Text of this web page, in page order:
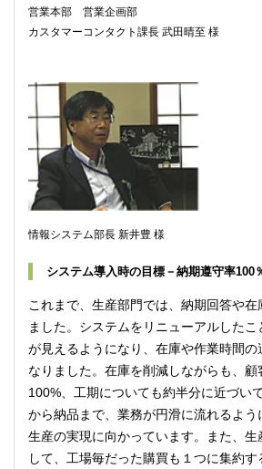
営業本部 営業企画部
カスタマーコンタクト課長 武田晴至 様
情報システム部長 新井豊 様
システム導入時の目標－納期遵守率100
これまで、生産部門では、納期回答や
ました。システムをリニューアルした
が見えるようになり、在庫や作業時間の
なりました。在庫を削減しながらも、
100%、工期についても約半分に近づい
から納品まで、業務が円滑に流れるよ
生産の実現に向かっています。また、生
して、工場毎だった購買も１つに集約す